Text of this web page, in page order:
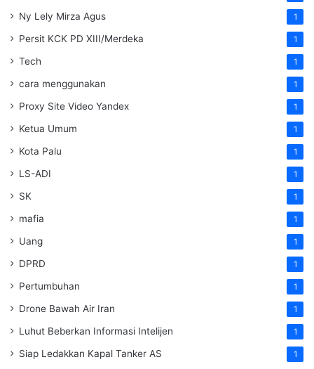
Ny Lely Mirza Agus 1
Persit KCK PD XIII/Merdeka 1
Tech 1
cara menggunakan 1
Proxy Site Video Yandex 1
Ketua Umum 1
Kota Palu 1
LS-ADI 1
SK 1
mafia 1
Uang 1
DPRD 1
Pertumbuhan 1
Drone Bawah Air Iran 1
Luhut Beberkan Informasi Intelijen 1
Siap Ledakkan Kapal Tanker AS 1